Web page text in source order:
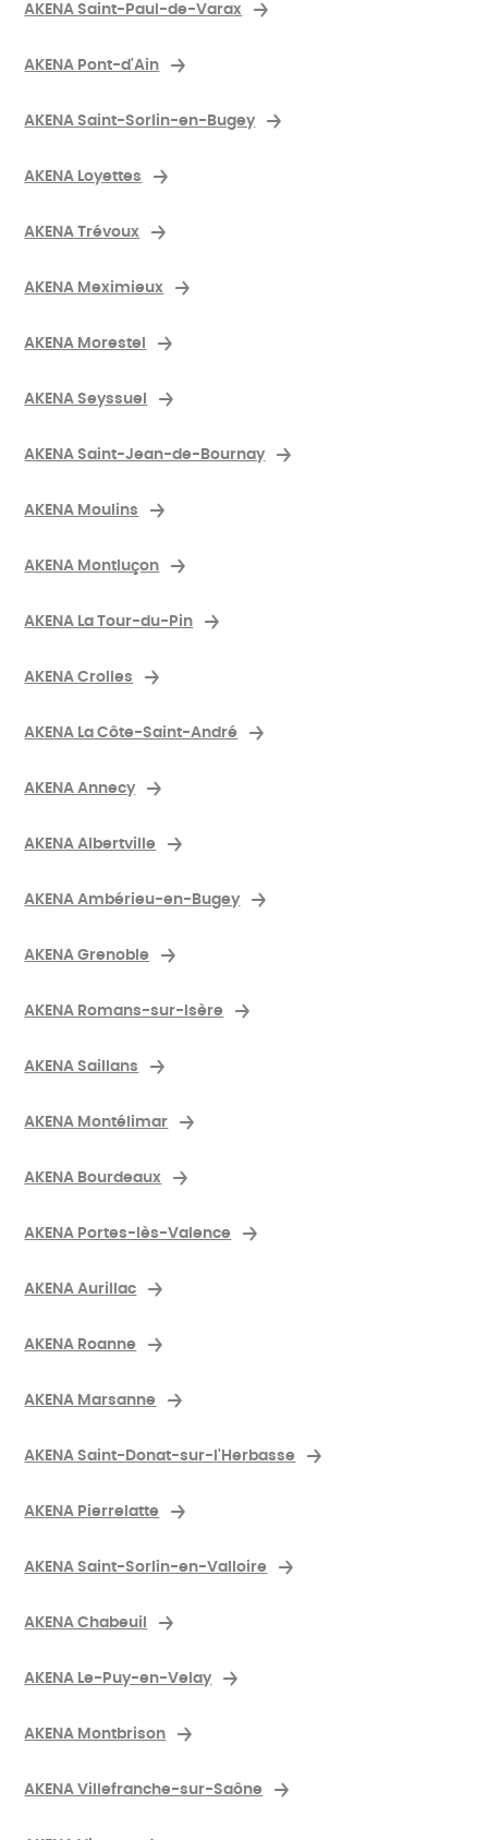
AKENA Saint-Paul-de-Varax
AKENA Pont-d'Ain
AKENA Saint-Sorlin-en-Bugey
AKENA Loyettes
AKENA Trévoux
AKENA Meximieux
AKENA Morestel
AKENA Seyssuel
AKENA Saint-Jean-de-Bournay
AKENA Moulins
AKENA Montluçon
AKENA La Tour-du-Pin
AKENA Crolles
AKENA La Côte-Saint-André
AKENA Annecy
AKENA Albertville
AKENA Ambérieu-en-Bugey
AKENA Grenoble
AKENA Romans-sur-Isère
AKENA Saillans
AKENA Montélimar
AKENA Bourdeaux
AKENA Portes-lès-Valence
AKENA Aurillac
AKENA Roanne
AKENA Marsanne
AKENA Saint-Donat-sur-l'Herbasse
AKENA Pierrelatte
AKENA Saint-Sorlin-en-Valloire
AKENA Chabeuil
AKENA Le-Puy-en-Velay
AKENA Montbrison
AKENA Villefranche-sur-Saône